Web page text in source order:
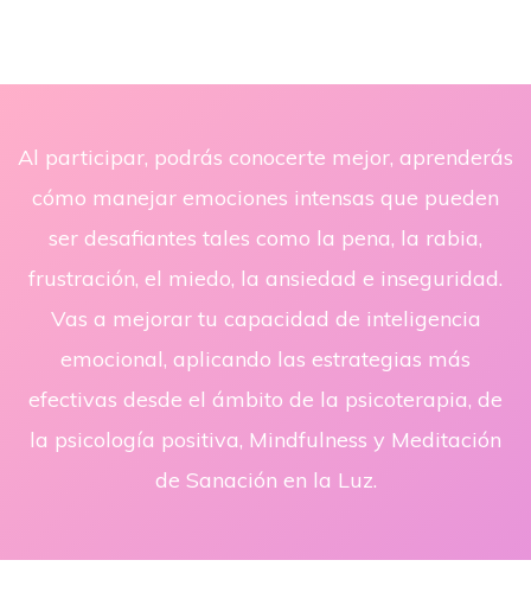
Al participar, podrás conocerte mejor, aprenderás
cómo manejar emociones intensas que pueden
ser desafiantes tales como la pena, la rabia,
frustración, el miedo, la ansiedad e inseguridad.
Vas a mejorar tu capacidad de inteligencia
emocional, aplicando las estrategias más
efectivas desde el ámbito de la psicoterapia, de
la psicología positiva, Mindfulness y Meditación
de Sanación en la Luz.